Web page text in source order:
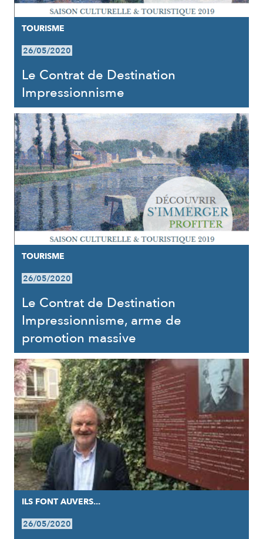
TOURISME
26/05/2020
Le Contrat de Destination
Impressionnisme
TOURISME
26/05/2020
Le Contrat de Destination
Impressionnisme, arme de
promotion massive
ILS FONT AUVERS...
26/05/2020